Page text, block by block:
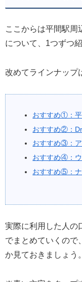
ここからは平間駅周
について、1つずつ
改めてラインナップ
おすすめ①：
おすすめ②：
おすすめ③：
おすすめ④：
おすすめ⑤：
実際に利用した人の
でまとめていくので
か見ておきましょう。